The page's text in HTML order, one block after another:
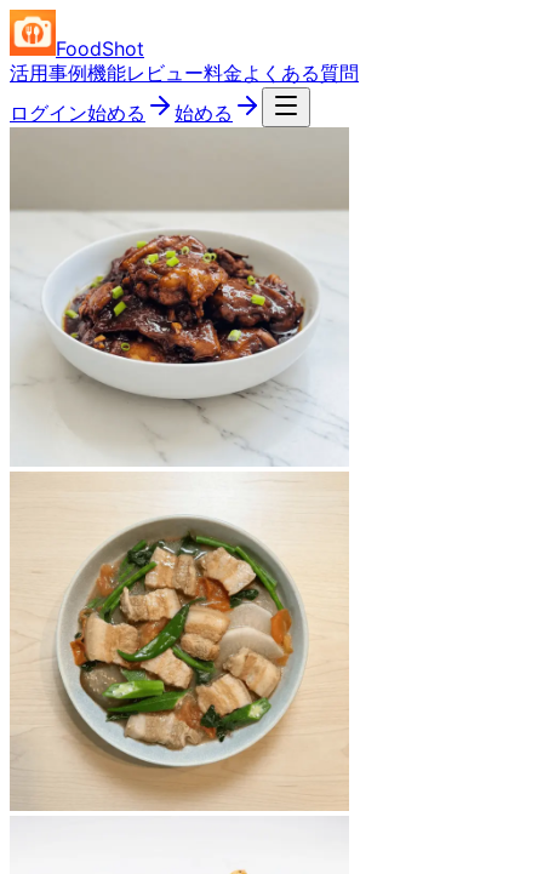
FoodShot
活用事例機能レビュー料金よくある質問
ログイン始める 始める